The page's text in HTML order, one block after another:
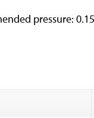
pressure: